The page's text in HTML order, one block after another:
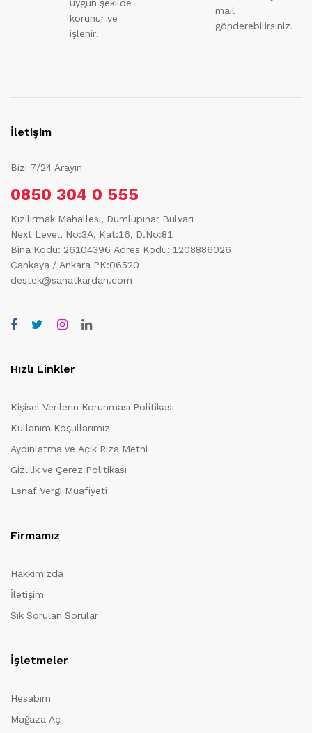
uygun şekilde
korunur ve
işlenir.
mail
gönderebilirsiniz.
İletişim
Bizi 7/24 Arayın
0850 304 0 555
Kızılırmak Mahallesi, Dumlupınar Bulvarı
Next Level, No:3A, Kat:16, D.No:81
Bina Kodu: 26104396 Adres Kodu: 1208886026
Çankaya / Ankara PK:06520
destek@sanatkardan.com
Hızlı Linkler
Kişisel Verilerin Korunması Politikası
Kullanım Koşullarımız
Aydınlatma ve Açık Rıza Metni
Gizlilik ve Çerez Politikası
Esnaf Vergi Muafiyeti
Firmamız
Hakkımızda
İletişim
Sık Sorulan Sorular
İşletmeler
Hesabım
Mağaza Aç